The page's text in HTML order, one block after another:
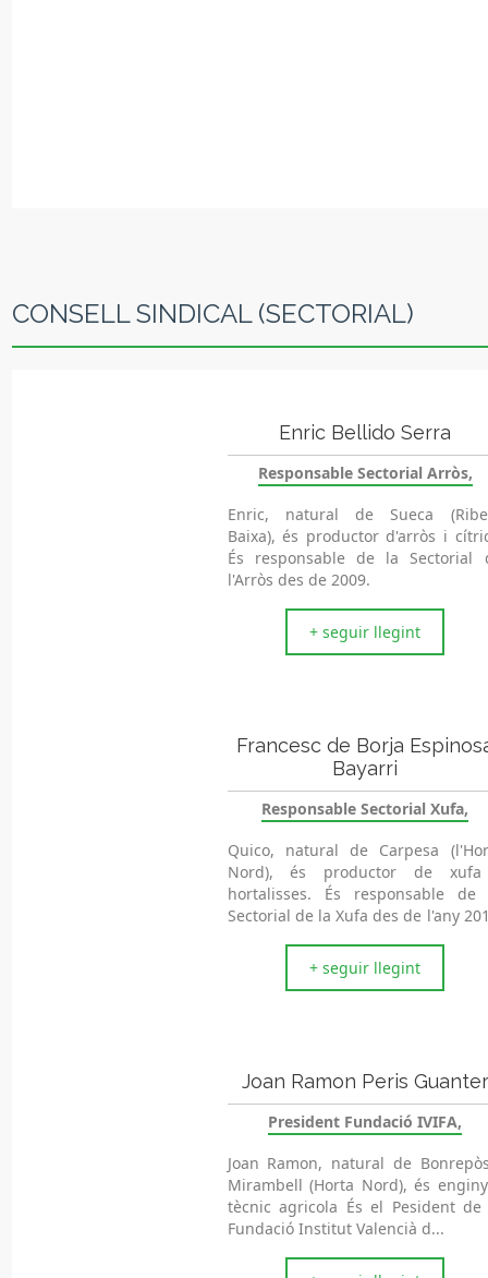
CONSELL SINDICAL (SECTORIAL)
Enric Bellido Serra
Responsable Sectorial Arròs,
Enric, natural de Sueca
Baixa), és productor d'arròs i
És responsable de la Sectorial
l'Arròs des de 2009.
+ seguir llegint
Francesc de Borja
Bayarri
Responsable Sectorial Xufa,
Quico, natural de Carpesa
Nord), és productor de
hortalisses. És responsable de
Sectorial de la Xufa des de l'any
+ seguir llegint
Joan Ramon Peris Guanter
President Fundació IVIFA,
Joan Ramon, natural de
Mirambell (Horta Nord), és
tècnic agricola És el Pesident de
Fundació Institut Valencià d...